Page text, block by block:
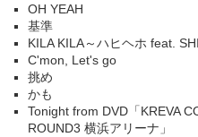
OH YEAH
基準
KILA KILA～ハヒヘホ feat.
C'mon, Let's go
挑め
かも
Tonight from DVD「KREVA
ROUND3 横浜アリーナ」